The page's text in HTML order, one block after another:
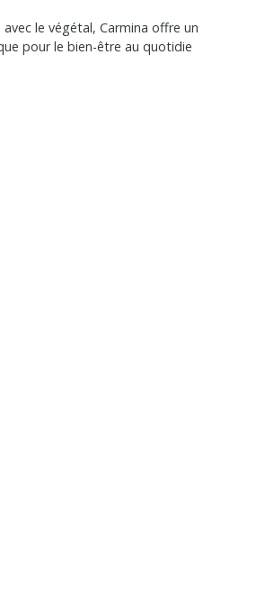
avec le végétal, Carmina offre un
pour le bien-être au quotidie